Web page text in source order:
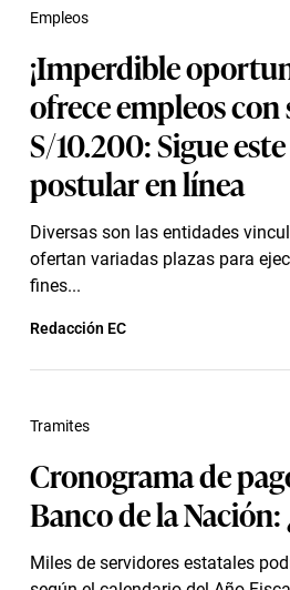
¡Imperdible
ofrece empleos con
S/10.200: Sigue
postular en línea
Diversas son las entidades
ofertan variadas plazas para
fines...
Empleos
Redacción EC
Cronograma de
Banco de la
Miles de servidores estatales
Tramites